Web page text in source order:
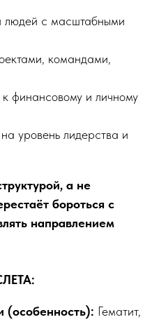
людей с масштабными
командами,
финансовому и личному
на уровень лидерства и
а не
бороться с
направлением
(особенность): Гематит,